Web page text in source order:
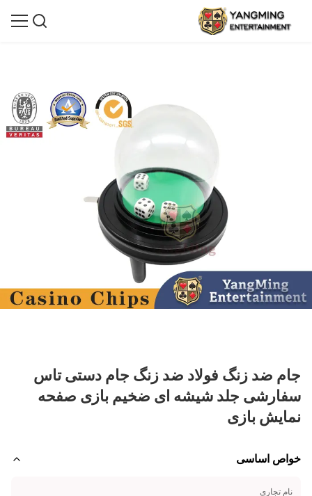
جام ضد زنگ فولاد ضد زنگ جام دستی تاس
سفارشی جلد شیشه ای ضخیم بازی صفحه
نمایش بازی
خواص اساسی
نام تجاری